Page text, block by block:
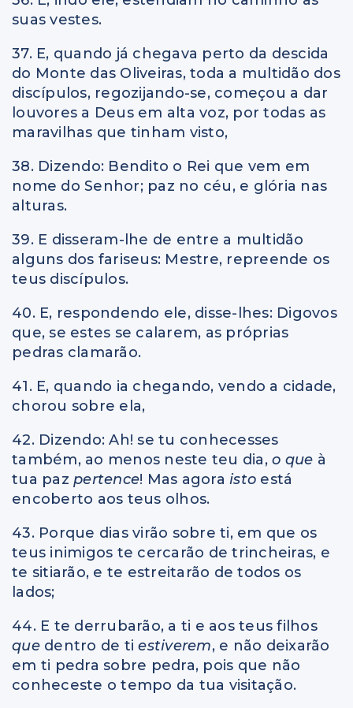
suas vestes.
37. E, quando já chegava perto da descida
do Monte das Oliveiras, toda a multidão dos
discípulos, regozijando-se, começou a dar
louvores a Deus em alta voz, por todas as
maravilhas que tinham visto,
38. Dizendo: Bendito o Rei que vem em
nome do Senhor; paz no céu, e glória nas
alturas.
39. E disseram-lhe de entre a multidão
alguns dos fariseus: Mestre, repreende os
teus discípulos.
40. E, respondendo ele, disse-lhes: Digovos
que, se estes se calarem, as próprias
pedras clamarão.
41. E, quando ia chegando, vendo a cidade,
chorou sobre ela,
42. Dizendo: Ah! se tu conhecesses
também, ao menos neste teu dia, o que à
tua paz pertence! Mas agora isto está
encoberto aos teus olhos.
43. Porque dias virão sobre ti, em que os
teus inimigos te cercarão de trincheiras, e
te sitiarão, e te estreitarão de todos os
lados;
44. E te derrubarão, a ti e aos teus filhos
que dentro de tiestiverem, e não deixarão
em ti pedra sobre pedra, pois que não
conheceste o tempo da tua visitação.